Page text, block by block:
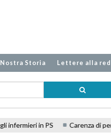
Nostra Storia Lettere alla
quali responsabilità professionali